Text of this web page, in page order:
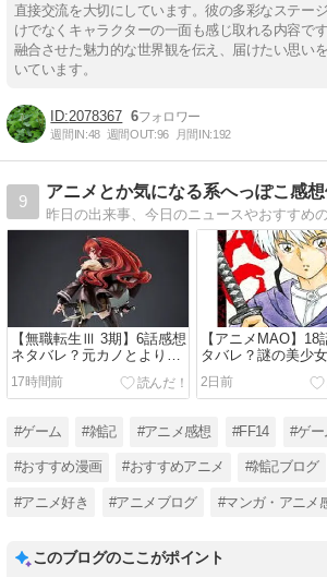
直接交流を大切にしています。彼の多彩なステー
けでなくキャラクターの一面も感じ取れる内容で
融合させた魅力的な世界観を伝え、届けたい思い
いています。
2078367 6
週間IN:48 週間OUT:96 月間IN:192
9
アニメとか気になる系へっぽこ感
【無職転生Ⅲ 3期】6話感想
ネタバレ？元カノとよりを
戻さない妻帯者
17時間前
【アニメMAO】18
タバレ？謎の美少
の生死は？
2日前
#ゲーム #雑記 #アニメ感想 #FF14 #ゲ
#おすすめ漫画 #おすすめアニメ #雑記ブログ
#アニメ好き #アニメブログ #マンガ・アニメ
このブログのここがポイント